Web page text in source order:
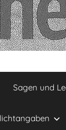
Sagen und